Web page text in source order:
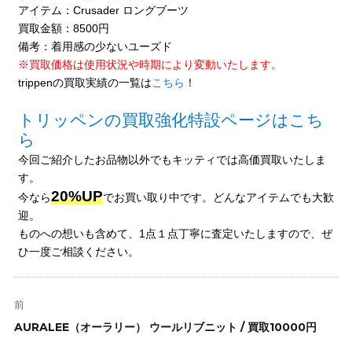
アイテム：Crusader ロングブーツ
買取金額：8500円
備考：着用感の少ないユーズド
※買取価格は使用状況や時期により変動いたします。
trippenの買取実績の一覧はこちら ！
トリッペンの買取強化特設ページはこち
ら
今回ご紹介したお品物以外でもキッティでは高価買取いたしま
す。
今なら20%UPでお買い取り中です。どんなアイテムでも大歓
迎。
ものへの想いも含めて、1点１点丁寧に査定いたしますので、ぜ
ひ一度ご相談ください。
稿
ナ
前
前
AURALEE（オーラリー） ウールリブニット / 買取10000円